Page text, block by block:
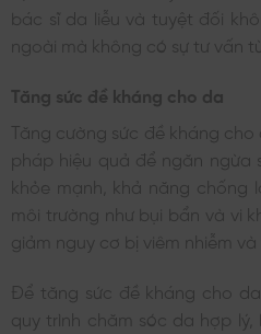
bác sĩ da liễu và tuyệt đối
ngoài mà không có sự tư vấn từ
Tăng sức đề kháng cho da
Tăng cường sức đề kháng
pháp hiệu quả để ngăn ngừa
khỏe mạnh, khả năng
môi trường như bụi bẩn và vi
giảm nguy cơ bị viêm nhiễm
Để tăng sức đề kháng cho
quy trình chăm sóc da hợp